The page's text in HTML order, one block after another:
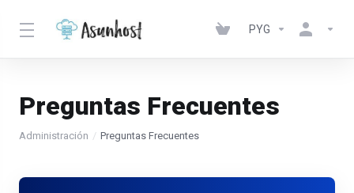
PYG
Preguntas Frecuentes
Administración Preguntas Frecuentes